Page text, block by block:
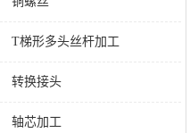
T梯形多头丝杆加工
转换接头
轴芯加工